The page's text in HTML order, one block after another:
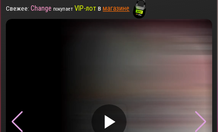
Свежее: Change покупает VIP-лотвмагазине
▶